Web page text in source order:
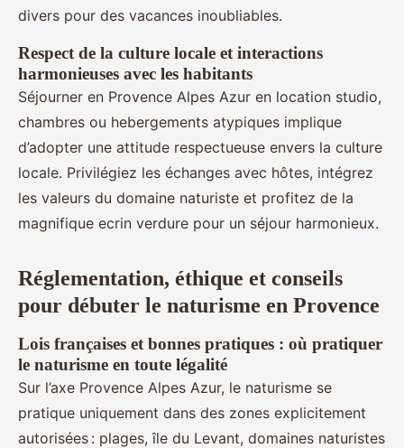
divers pour des vacances inoubliables.
Respect de la culture locale et interactions
harmonieuses avec les habitants
Séjourner en Provence Alpes Azur en location studio,
chambres ou hebergements atypiques implique
d’adopter une attitude respectueuse envers la culture
locale. Privilégiez les échanges avec hôtes, intégrez
les valeurs du domaine naturiste et profitez de la
magnifique ecrin verdure pour un séjour harmonieux.
Réglementation, éthique et conseils
pour débuter le naturisme en Provence
Lois françaises et bonnes pratiques : où pratiquer
le naturisme en toute légalité
Sur l’axe Provence Alpes Azur, le naturisme se
pratique uniquement dans des zones explicitement
autorisées : plages, île du Levant, domaines naturistes